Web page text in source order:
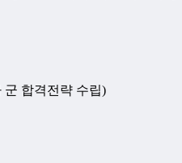
군 합격전략 수립)